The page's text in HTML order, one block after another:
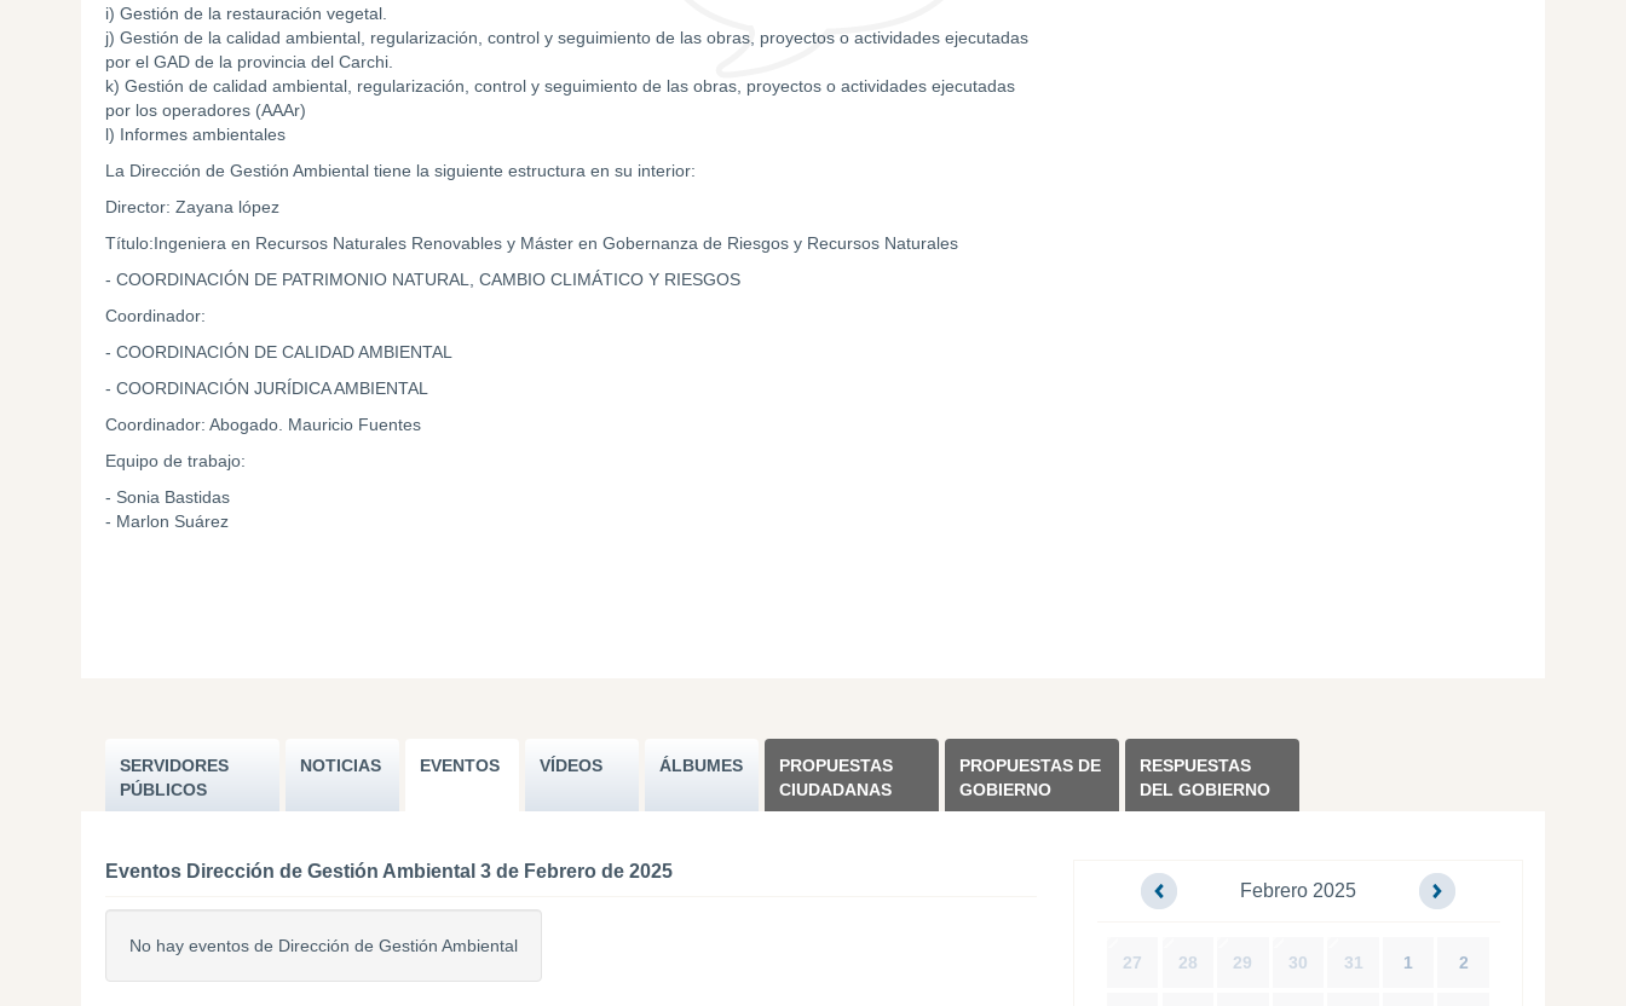
i) Gestión de la restauración vegetal.
j) Gestión de la calidad ambiental, regularización, control y seguimiento de las obras, proyectos o actividades ejecutadas
por el GAD de la provincia del Carchi.
k) Gestión de calidad ambiental, regularización, control y seguimiento de las obras, proyectos o actividades ejecutadas
por los operadores (AAAr)
l) Informes ambientales
La Dirección de Gestión Ambiental tiene la siguiente estructura en su interior:
Director: Zayana lópez
Título:Ingeniera en Recursos Naturales Renovables y Máster en Gobernanza de Riesgos y Recursos Naturales
- COORDINACIÓN DE PATRIMONIO NATURAL, CAMBIO CLIMÁTICO Y RIESGOS
Coordinador:
- COORDINACIÓN DE CALIDAD AMBIENTAL
- COORDINACIÓN JURÍDICA AMBIENTAL
Coordinador: Abogado. Mauricio Fuentes
Equipo de trabajo:
- Sonia Bastidas
- Marlon Suárez
SERVIDORES
PÚBLICOS
NOTICIAS EVENTOS VÍDEOS ÁLBUMES
PROPUESTAS
CIUDADANAS
PROPUESTAS DE
GOBIERNO
RESPUESTAS
DEL GOBIERNO
Eventos Dirección de Gestión Ambiental 3 de Febrero de 2025
No hay eventos de Dirección de Gestión Ambiental
Febrero 2025
27 28 29 30 31 1 2